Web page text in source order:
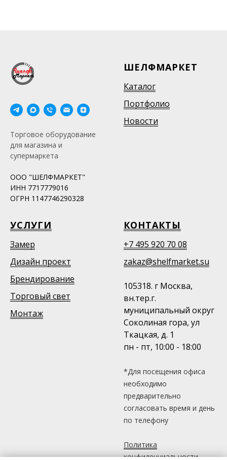
Торговое оборудование
для магазина и
супермаркета
ООО "ШЕЛФМАРКЕТ"
ИНН 7717779016
ОГРН 1147746290328
ШЕЛФМАРКЕТ
Каталог
Портфолио
Новости
УСЛУГИ
Замер
Дизайн проект
Брендирование
Торговый свет
Монтаж
КОНТАКТЫ
+7 495 920 70 08
zakaz@shelfmarket.su
105318. г Москва,
вн.тер.г.
муниципальный округ
Соколиная гора, ул
Ткацкая, д. 1
пн - пт, 10:00 - 18:00
*Для посещения офиса
необходимо
предварительно
согласовать время и день
по телефону
Политика
конфиденциальности